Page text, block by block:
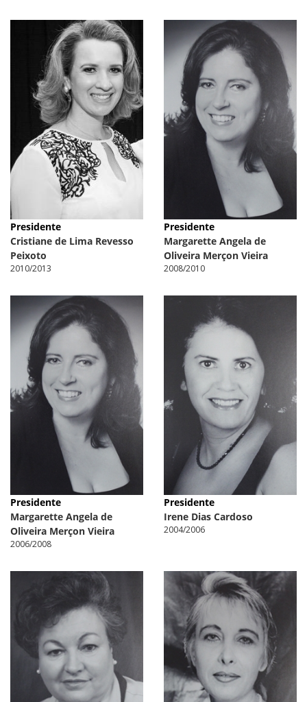
Presidente
Cristiane de Lima Revesso
Peixoto
2010/2013
Presidente
Margarette Angela de
Oliveira Merçon Vieira
2008/2010
Presidente
Margarette Angela de
Oliveira Merçon Vieira
2006/2008
Presidente
Irene Dias Cardoso
2004/2006